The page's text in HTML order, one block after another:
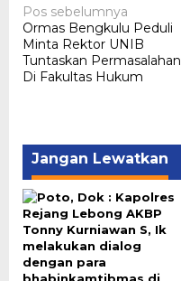
Navigasi
pos
Pos sebelumnya
Ormas Bengkulu Peduli
Minta Rektor UNIB
Tuntaskan Permasalahan
Di Fakultas Hukum
Jangan Lewatkan